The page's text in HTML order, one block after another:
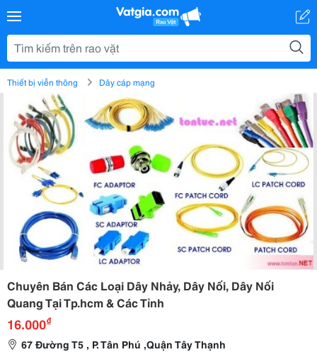
Thiết bị viễn thông Dây cáp mạng
Chuyên Bán Các Loại Dây Nhảy, Dây Nối, Dây Nối
Quang Tại Tp.hcm & Các Tỉnh
16.000₫
67 Đường T5 , P. Tân Phú ,Quận Tây Thạnh